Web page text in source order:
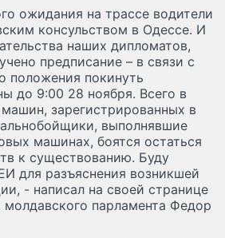
ожидания на трассе водители
консульством в Одессе. И
наших дипломатов,
предписание – в связи с
положения покинуть
до 9:00 28 ноября. Всего в
зарегистрированных в
выполнявшие
машинах, боятся остаться
к существованию. Буду
для разъяснения возникшей
- написал на своей странице
молдавского парламента Федор